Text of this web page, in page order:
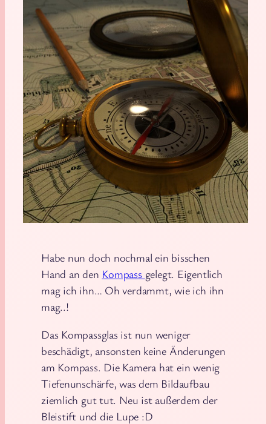
Habe nun doch nochmal ein bisschen
Hand an den Kompass gelegt. Eigentlich
mag ich ihn… Oh verdammt, wie ich ihn
mag..!
Das Kompassglas ist nun weniger
beschädigt, ansonsten keine Änderungen
am Kompass. Die Kamera hat ein wenig
Tiefenunschärfe, was dem Bildaufbau
ziemlich gut tut. Neu ist außerdem der
Bleistift und die Lupe :D